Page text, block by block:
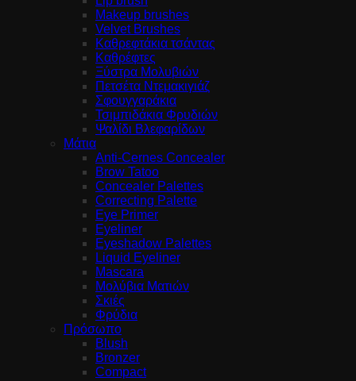
Makeup brushes
Velvet Brushes
Καθρεφτάκια τσάντας
Καθρέφτες
Ξύστρα Μολυβιών
Πετσέτα Ντεμακιγιάζ
Σφουγγαράκια
Τσιμπιδάκια Φρυδιών
Ψαλίδι Βλεφαρίδων
Μάτια
Anti-Cernes Concealer
Brow Tatoo
Concealer Palettes
Correcting Palette
Eye Primer
Eyeliner
Eyeshadow Palettes
Liquid Eyeliner
Mascara
Μολύβια Ματιών
Σκιές
Φρύδια
Πρόσωπο
Blush
Bronzer
Compact